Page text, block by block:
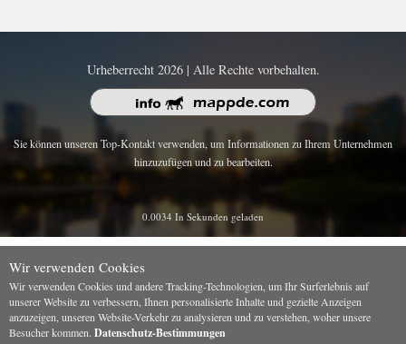
Urheberrecht 2026 | Alle Rechte vorbehalten.
Sie können unseren Top-Kontakt verwenden, um Informationen zu Ihrem Unternehmen
hinzuzufügen und zu bearbeiten.
0.0034 In Sekunden geladen
Wir verwenden Cookies
Wir verwenden Cookies und andere Tracking-Technologien, um Ihr Surferlebnis auf
unserer Website zu verbessern, Ihnen personalisierte Inhalte und gezielte Anzeigen
anzuzeigen, unseren Website-Verkehr zu analysieren und zu verstehen, woher unsere
Besucher kommen. Datenschutz-Bestimmungen